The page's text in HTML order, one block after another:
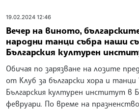
19.02.2024 12:46
Вечер на виното,
народни танци събра наши
Българския културен
Обичая по зарязване на лозите
от Клуб за български хора и
Българския културен институт в
февруари. По време на